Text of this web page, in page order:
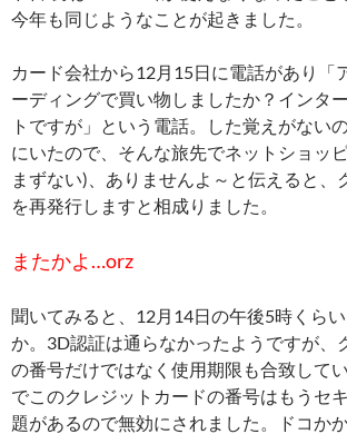
今年も同じようなことが起きました。
カード会社から12月15日に電話があり「
ーディングで買い物しましたか？インタ
トですが」という電話。した覚えがない
にいたので、そんな旅先でネットショッ
まずない)、ありませんよ～と伝えると、
を再発行しますと相成りました。
またかよ…orz
聞いてみると、12月14日の午後5時くら
か。3D認証は通らなかったようですが、
の番号だけではなく使用期限も合致して
でこのクレジットカードの番号はもうセ
題があるので無効にされました。ドコか